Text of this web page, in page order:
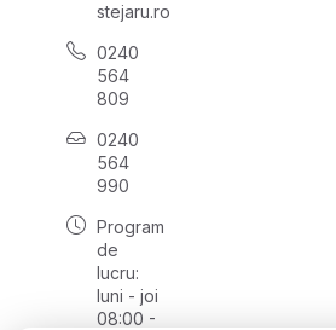
stejaru.ro
0240
564
809
0240
564
990
Program
de
lucru:
luni - joi
08:00 -